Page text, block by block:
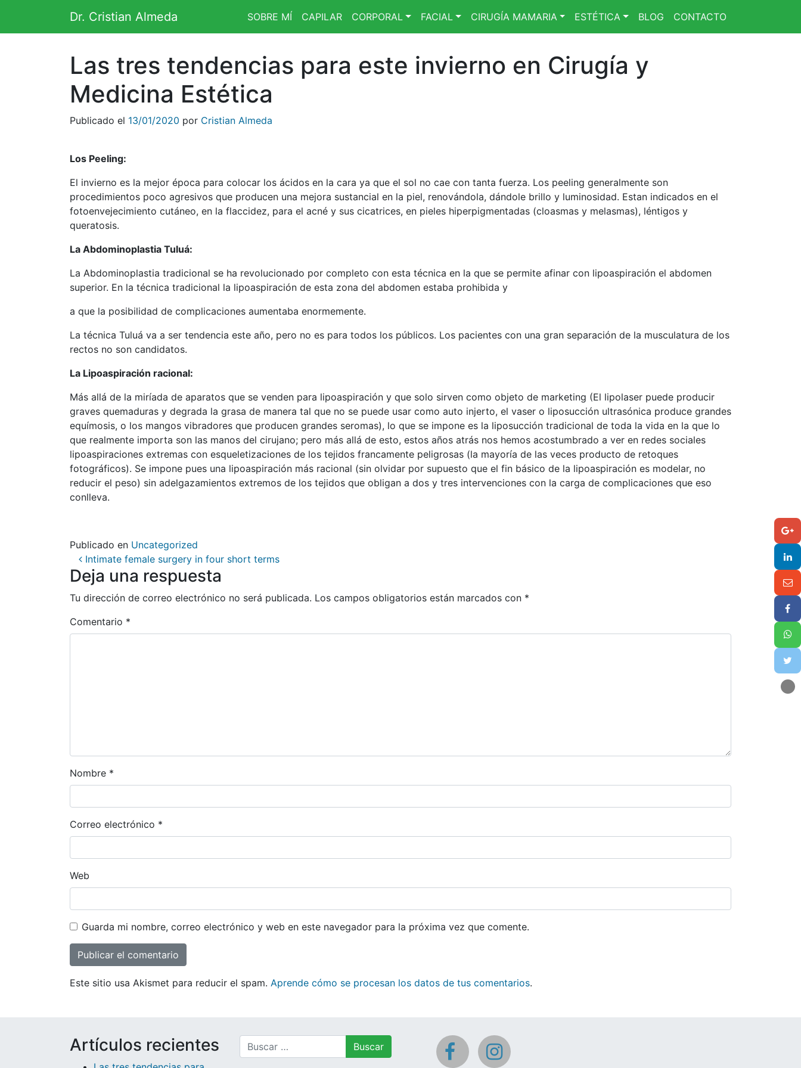
Navegación principal
Dr. Cristian Almeda SOBRE MÍ CAPILAR CORPORAL FACIAL CIRUGÍA MAMARIA ESTÉTICA BLOG CONTACTO
Las tres tendencias para este invierno en Cirugía y
Medicina Estética
Publicado el 13/01/2020 por Cristian Almeda
Los Peeling:
El invierno es la mejor época para colocar los ácidos en la cara ya que el sol no cae con tanta fuerza. Los peeling generalmente son
procedimientos poco agresivos que producen una mejora sustancial en la piel, renovándola, dándole brillo y luminosidad. Estan indicados en el
fotoenvejecimiento cutáneo, en la flaccidez, para el acné y sus cicatrices, en pieles hiperpigmentadas (cloasmas y melasmas), léntigos y
queratosis.
La Abdominoplastia Tuluá:
La Abdominoplastia tradicional se ha revolucionado por completo con esta técnica en la que se permite afinar con lipoaspiración el abdomen
superior. En la técnica tradicional la lipoaspiración de esta zona del abdomen estaba prohibida y
a que la posibilidad de complicaciones aumentaba enormemente.
La técnica Tuluá va a ser tendencia este año, pero no es para todos los públicos. Los pacientes con una gran separación de la musculatura de los
rectos no son candidatos.
La Lipoaspiración racional:
Más allá de la miríada de aparatos que se venden para lipoaspiración y que solo sirven como objeto de marketing (El lipolaser puede producir
graves quemaduras y degrada la grasa de manera tal que no se puede usar como auto injerto, el vaser o liposucción ultrasónica produce grandes
equímosis, o los mangos vibradores que producen grandes seromas), lo que se impone es la liposucción tradicional de toda la vida en la que lo
que realmente importa son las manos del cirujano; pero más allá de esto, estos años atrás nos hemos acostumbrado a ver en redes sociales
lipoaspiraciones extremas con esqueletizaciones de los tejidos francamente peligrosas (la mayoría de las veces producto de retoques
fotográficos). Se impone pues una lipoaspiración más racional (sin olvidar por supuesto que el fin básico de la lipoaspiración es modelar, no
reducir el peso) sin adelgazamientos extremos de los tejidos que obligan a dos y tres intervenciones con la carga de complicaciones que eso
conlleva.
Publicado en Uncategorized
Navegación de entradas
Intimate female surgery in four short terms
Deja una respuesta
Tu dirección de correo electrónico no será publicada. Los campos obligatorios están marcados con *
Comentario *
Nombre *
Correo electrónico *
Web
Guarda mi nombre, correo electrónico y web en este navegador para la próxima vez que comente.
Este sitio usa Akismet para reducir el spam. Aprende cómo se procesan los datos de tus comentarios.
Artículos recientes Buscar: